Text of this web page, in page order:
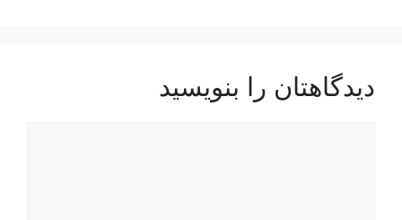
دیدگاهتان را بنویسید